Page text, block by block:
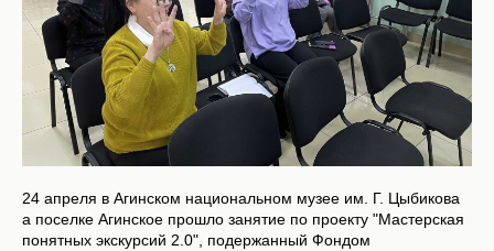
24 апреля в Агинском национальном музее им. Г. Цыбикова
а поселке Агинское прошло занятие по проекту "Мастерская
понятных экскурсий 2.0", подержанный Фондом